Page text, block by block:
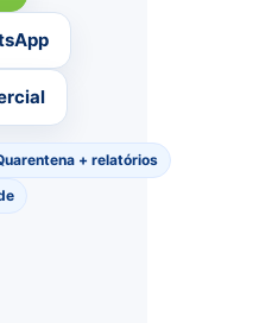
+ relatórios